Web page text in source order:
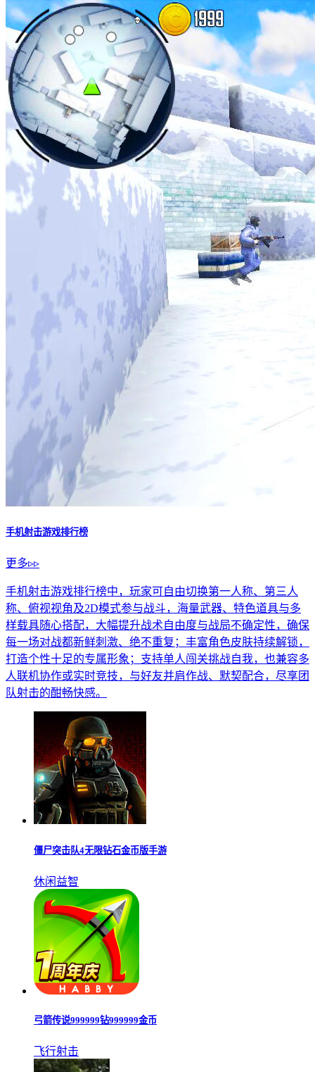
手机射击游戏排行榜
更多▹▹
手机射击游戏排行榜中，玩家可自由切换第一人称、第三人
称、俯视视角及2D模式参与战斗，海量武器、特色道具与多
样载具随心搭配，大幅提升战术自由度与战局不确定性，确保
每一场对战都新鲜刺激、绝不重复；丰富角色皮肤持续解锁，
打造个性十足的专属形象；支持单人闯关挑战自我，也兼容多
人联机协作或实时竞技，与好友并肩作战、默契配合，尽享团
队射击的酣畅快感。
僵尸突击队4无限钻石金币版手游
休闲益智
弓箭传说999999钻999999金币
飞行射击